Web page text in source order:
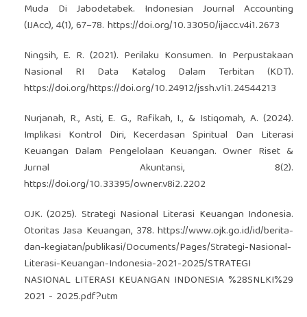
Muda Di Jabodetabek. Indonesian Journal Accounting
(IJAcc), 4(1), 67–78. https://doi.org/10.33050/ijacc.v4i1.2673
Ningsih, E. R. (2021). Perilaku Konsumen. In Perpustakaan
Nasional RI Data Katalog Dalam Terbitan (KDT).
https://doi.org/https://doi.org/10.24912/jssh.v1i1.24544213
Nurjanah, R., Asti, E. G., Rafikah, I., & Istiqomah, A. (2024).
Implikasi Kontrol Diri, Kecerdasan Spiritual Dan Literasi
Keuangan Dalam Pengelolaan Keuangan. Owner Riset &
Jurnal Akuntansi, 8(2).
https://doi.org/10.33395/owner.v8i2.2202
OJK. (2025). Strategi Nasional Literasi Keuangan Indonesia.
Otoritas Jasa Keuangan, 378.https://www.ojk.go.id/id/berita-
dan-kegiatan/publikasi/Documents/Pages/Strategi-Nasional-
Literasi-Keuangan-Indonesia-2021-2025/STRATEGI
NASIONAL LITERASI KEUANGAN INDONESIA %28SNLKI%29
2021 - 2025.pdf?utm